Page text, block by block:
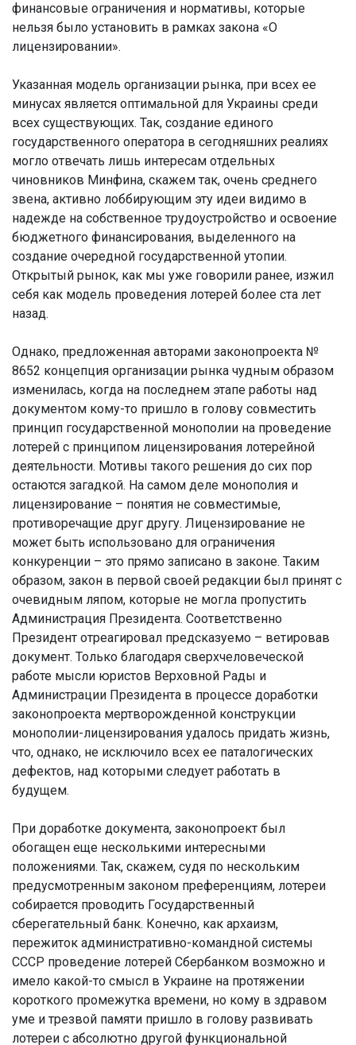
финансовые ограничения и нормативы, которые
нельзя было установить в рамках закона «О
лицензировании».
Указанная модель организации рынка, при всех ее
минусах является оптимальной для Украины среди
всех существующих. Так, создание единого
государственного оператора в сегодняшних реалиях
могло отвечать лишь интересам отдельных
чиновников Минфина, скажем так, очень среднего
звена, активно лоббирующим эту идеи видимо в
надежде на собственное трудоустройство и освоение
бюджетного финансирования, выделенного на
создание очередной государственной утопии.
Открытый рынок, как мы уже говорили ранее, изжил
себя как модель проведения лотерей более ста лет
назад.
Однако, предложенная авторами законопроекта №
8652 концепция организации рынка чудным образом
изменилась, когда на последнем этапе работы над
документом кому-то пришло в голову совместить
принцип государственной монополии на проведение
лотерей с принципом лицензирования лотерейной
деятельности. Мотивы такого решения до сих пор
остаются загадкой. На самом деле монополия и
лицензирование – понятия не совместимые,
противоречащие друг другу. Лицензирование не
может быть использовано для ограничения
конкуренции – это прямо записано в законе. Таким
образом, закон в первой своей редакции был принят с
очевидным ляпом, которые не могла пропустить
Администрация Президента. Соответственно
Президент отреагировал предсказуемо – ветировав
документ. Только благодаря сверхчеловеческой
работе мысли юристов Верховной Рады и
Администрации Президента в процессе доработки
законопроекта мертворожденной конструкции
монополии-лицензирования удалось придать жизнь,
что, однако, не исключило всех ее паталогических
дефектов, над которыми следует работать в
будущем.
При доработке документа, законопроект был
обогащен еще несколькими интересными
положениями. Так, скажем, судя по нескольким
предусмотренным законом преференциям, лотереи
собирается проводить Государственный
сберегательный банк. Конечно, как архаизм,
пережиток административно-командной системы
СССР проведение лотерей Сбербанком возможно и
имело какой-то смысл в Украине на протяжении
короткого промежутка времени, но кому в здравом
уме и трезвой памяти пришло в голову развивать
лотереи с абсолютно другой функциональной